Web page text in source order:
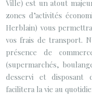
Ville) est un atout
zones d’activités
Herblain) vous
vos frais de transport.
présence de
(supermarchés,
desservi et disposant
facilitera la vie au